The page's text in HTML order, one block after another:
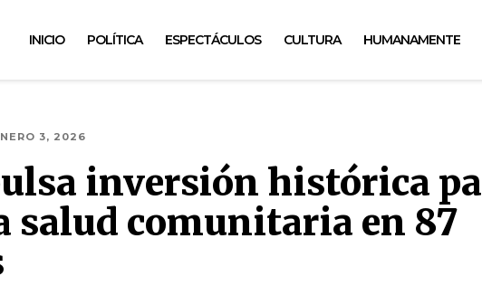
INICIO POLÍTICA ESPECTÁCULOS CULTURA HUMANAMENTE
3, 2026
inversión histórica
salud comunitaria en 87